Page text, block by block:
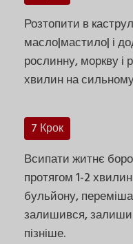
Розтопити в
масло|мастило| і
рослинну, моркву і
хвилин на
7 Крок
Всипати житнє
протягом 1-2
бульйону,
залишився,
пізніше.